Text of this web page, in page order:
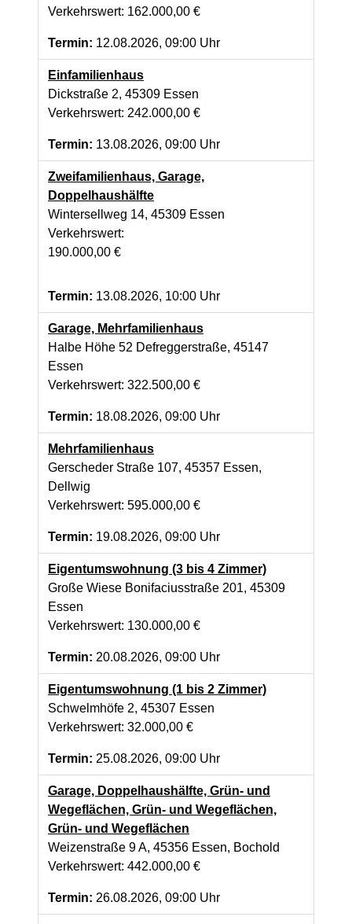
Verkehrswert: 162.000,00 €
Termin: 12.08.2026, 09:00 Uhr
Einfamilienhaus
Dickstraße 2, 45309 Essen
Verkehrswert: 242.000,00 €
Termin: 13.08.2026, 09:00 Uhr
Zweifamilienhaus, Garage,
Doppelhaushälfte
Wintersellweg 14, 45309 Essen
Verkehrswert:
190.000,00 €
Termin: 13.08.2026, 10:00 Uhr
Garage, Mehrfamilienhaus
Halbe Höhe 52 Defreggerstraße, 45147
Essen
Verkehrswert: 322.500,00 €
Termin: 18.08.2026, 09:00 Uhr
Mehrfamilienhaus
Gerscheder Straße 107, 45357 Essen,
Dellwig
Verkehrswert: 595.000,00 €
Termin: 19.08.2026, 09:00 Uhr
Eigentumswohnung (3 bis 4 Zimmer)
Große Wiese Bonifaciusstraße 201, 45309
Essen
Verkehrswert: 130.000,00 €
Termin: 20.08.2026, 09:00 Uhr
Eigentumswohnung (1 bis 2 Zimmer)
Schwelmhöfe 2, 45307 Essen
Verkehrswert: 32.000,00 €
Termin: 25.08.2026, 09:00 Uhr
Garage, Doppelhaushälfte, Grün- und
Wegeflächen, Grün- und Wegeflächen,
Grün- und Wegeflächen
Weizenstraße 9 A, 45356 Essen, Bochold
Verkehrswert: 442.000,00 €
Termin: 26.08.2026, 09:00 Uhr